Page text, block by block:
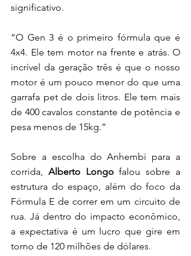
significativo.
“O Gen 3 é o primeiro fórmula que é
4x4. Ele tem motor na frente e atrás. O
incrível da geração três é que o nosso
motor é um pouco menor do que uma
garrafa pet de dois litros. Ele tem mais
de 400 cavalos constante de potência e
pesa menos de 15kg.”
Sobre a escolha do Anhembi para a
corrida, Alberto Longo falou sobre a
estrutura do espaço, além do foco da
Fórmula E de correr em um circuito de
rua. Já dentro do impacto econômico,
a expectativa é um lucro que gire em
torno de 120 milhões de dólares.